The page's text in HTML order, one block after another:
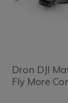
Dron DJI
Fly More